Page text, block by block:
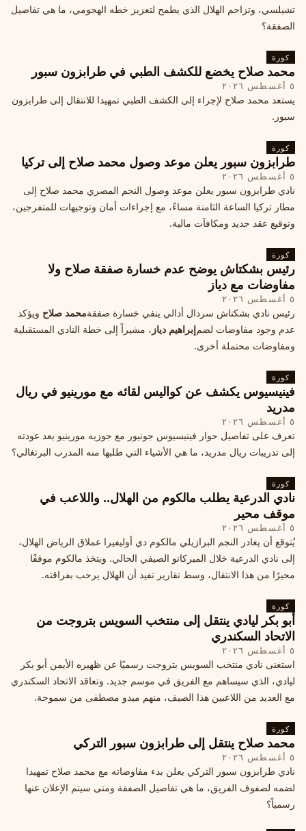
تشيلسي، وتزاحم الهلال الذي يطمح لتعزيز خطه الهجومي، ما هي تفاصيل
الصفقة؟
كورة
محمد صلاح يخضع للكشف الطبي في طرابزون سبور
٥ أغسطس ٢٠٢٦
يستعد محمد صلاح لإجراء إلى الكشف الطبي تمهيدا للانتقال إلى طرابزون
سبور.
كورة
طرابزون سبور يعلن موعد وصول محمد صلاح إلى تركيا
٥ أغسطس ٢٠٢٦
نادي طرابزون سبور يعلن موعد وصول النجم المصري محمد صلاح إلى
مطار تركيا الساعة الثامنة مساءً، مع إجراءات أمان وتوجيهات للمتفرجين،
وتوقيع عقد جديد ومكافآت مالية.
كورة
رئيس بشكتاش يوضح عدم خسارة صفقة صلاح ولا
مفاوضات مع دياز
٥ أغسطس ٢٠٢٦
رئيس نادي بشكتاش سردال أدالي ينفي خسارة صفقةمحمد صلاح ويؤكد
عدم وجود مفاوضات لضمإبراهيم دياز ، مشيراً إلى خطة النادي المستقبلية
ومفاوضات محتملة أخرى.
كورة
فينيسيوس يكشف عن كواليس لقائه مع مورينيو في ريال
مدريد
٥ أغسطس ٢٠٢٦
تعرف على تفاصيل حوار فينيسيوس جونيور مع جوزيه مورينيو بعد عودته
إلى تدريبات ريال مدريد، ما هي الأشياء التي طلبها منه المدرب البرتغالي؟
كورة
نادي الدرعية يطلب مالكوم من الهلال.. واللاعب في
موقف محير
٥ أغسطس ٢٠٢٦
يُتوقع أن يغادر النجم البرازيلي مالكوم دي أوليفيرا عملاق الرياض الهلال،
إلى نادي الدرعية خلال الميركاتو الصيفي الحالي. ويتخذ مالكوم موقفًا
محيرًا من هذا الانتقال، وسط تقارير تفيد أن الهلال يرحب بفراقته.
كورة
أبو بكر ليادي ينتقل إلى منتخب السويس بتروجت من
الاتحاد السكندري
٥ أغسطس ٢٠٢٦
استغنى نادي منتخب السويس بتروجت رسميًا عن ظهيره الأيمن أبو بكر
ليادي، الذي سيساهم مع الفريق في موسم جديد. وتعاقد الاتحاد السكندري
مع العديد من اللاعبين هذا الصيف، منهم ميدو مصطفى من سموحة.
كورة
محمد صلاح ينتقل إلى طرابزون سبور التركي
٥ أغسطس ٢٠٢٦
نادي طرابزون سبور التركي يعلن بدء مفاوضاته مع محمد صلاح تمهيدا
لضمه لصفوف الفريق، ما هي تفاصيل الصفقة ومتى سيتم الإعلان عنها
رسمياً؟